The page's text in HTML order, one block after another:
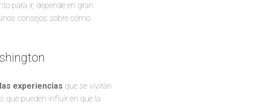
para ir, depende en gran
consejos sobre cómo
experiencias que se vivirán
que pueden influir en que la